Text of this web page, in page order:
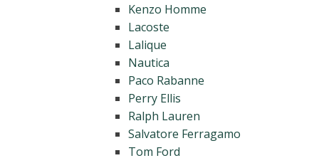
Kenzo Homme
Lacoste
Lalique
Nautica
Paco Rabanne
Perry Ellis
Ralph Lauren
Salvatore Ferragamo
Tom Ford